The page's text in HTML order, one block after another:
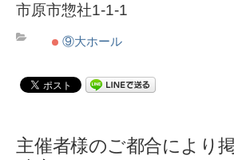
市原市惣社1-1-1
⑨大ホール
主催者様のご都合により